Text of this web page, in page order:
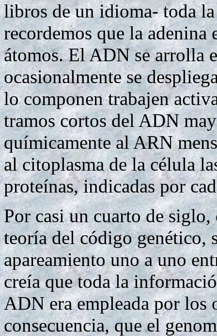
libros de un idioma- toda
recordemos que la
átomos. El ADN se arrolla
ocasionalmente se
lo componen trabajen
tramos cortos del ADN
químicamente al ARN
al citoplasma de la célula
proteínas, indicadas por
Por casi un cuarto de
teoría del código genético,
apareamiento uno a uno
creía que toda la
ADN era empleada por los
consecuencia, que el